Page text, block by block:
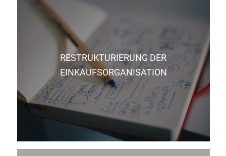
RESTRUKTURIERUNG DER
EINKAUFSORGANISATION